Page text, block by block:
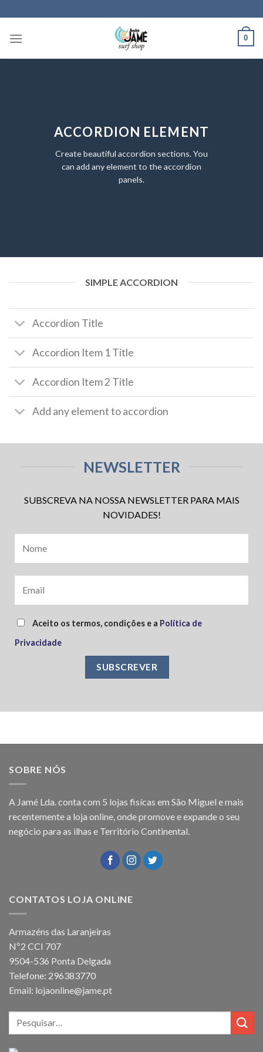
to
content
0
ACCORDION ELEMENT
Create beautiful accordion sections. You
can add any element to the accordion
panels.
SIMPLE ACCORDION
Accordion Title
Accordion Item 1 Title
Accordion Item 2 Title
Add any element to accordion
NEWSLETTER
SUBSCREVA NA NOSSA NEWSLETTER PARA MAIS
NOVIDADES!
Aceito os termos, condições e a Política de
Privacidade
SOBRE NÓS
A Jamé Lda. conta com 5 lojas fisícas em São Miguel e mais
recentemente a loja online, onde promove e expande o seu
negócio para as ilhas e Território Continental.
CONTATOS LOJA ONLINE
Armazéns das Laranjeiras
Nº2 CCI 707
9504-536 Ponta Delgada
Telefone: 296383770
Email: lojaonline@jame.pt